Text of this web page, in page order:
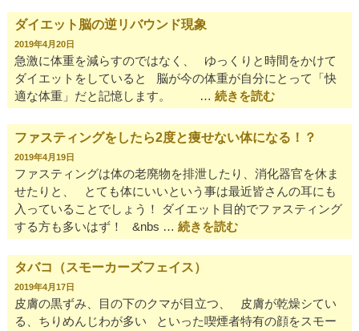
ダイエット脳の逆リバウンド現象
2019年4月20日
急激に体重を減らすのではなく、 ゆっくりと時間をかけて
ダイエットをしていると 脳が今の体重が自分にとって「快
適な体重」だと記憶します。 … 続きを読む
ファスティングをしたら2度と痩せない体になる！？
2019年4月19日
ファスティングは体の老廃物を排泄したり、消化器官を休ま
せたりと、 とても体にいいという事は最近皆さんの耳にも
入っていることでしょう！ ダイエット目的でファスティング
する方も多いはず！ &nbs … 続きを読む
タバコ（スモーカーズフェイス）
2019年4月17日
皮膚の黒ずみ、目の下のクマが目立つ、 皮膚が乾燥シてい
る、ちりめんじわが多い といった喫煙者特有の顔をスモー